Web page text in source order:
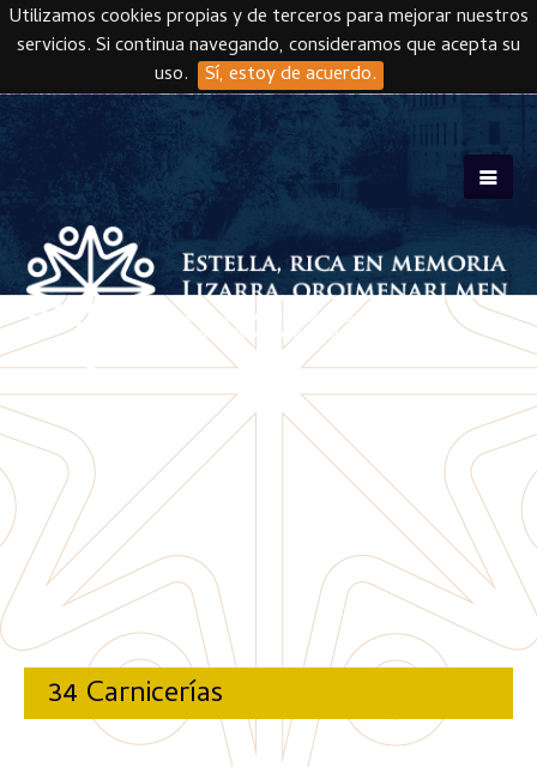
Utilizamos cookies propias y de terceros para mejorar nuestros
servicios. Si continua navegando, consideramos que acepta su
uso. Sí, estoy de acuerdo.
Skip to main content
34 Carnicerías